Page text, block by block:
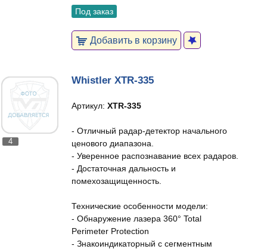
Под заказ
Добавить в корзину
4
Whistler XTR-335
Артикул: XTR-335
- Отличный радар-детектор начального
ценового диапазона.
- Уверенное распознавание всех радаров.
- Достаточная дальность и
помехозащищенность.
Технические особенности модели:
- Обнаружение лазера 360° Total
Perimeter Protection
- Знакоиндикаторный с сегментным